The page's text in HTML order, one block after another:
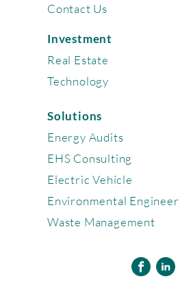
Investment
Real Estate
Technology
Solutions
Energy Audits
EHS Consulting
Electric Vehicle
Environmental
Waste Management
Contact Us